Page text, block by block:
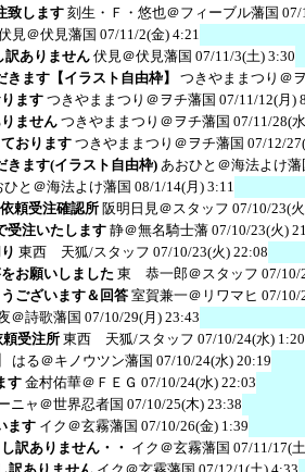
致します 刻生・Ｆ・悠也＠フィーブル藩国 07/
見＠伏見藩国 07/11/2(金) 4:21
訳ありません 伏見＠伏見藩国 07/11/3(土) 3:30
ます【イラスト自由枠】
つきやままつり＠
ます つきやままつり＠ヲチ藩国 07/11/12(月)
ません つきやままつり＠ヲチ藩国 07/11/28(
おりますつきやままつり＠ヲチ藩国 07/12/
きます(イラスト自由枠) あおひと＠海法よけ藩
ひと＠海法よけ藩国 08/1/14(月) 3:11
頼受注確認所 阪明日見＠スタッフ 07/10/23(
受注いたします 静＠無名騎士藩 07/10/23(火)
東西 天狐/スタッフ 07/10/23(火) 22:08
お願いしました 東 恭一郎＠スタッフ 07/10/
ございます＆回答 室賀兼一＠リワマヒ 07/10/
＠詩歌藩国 07/10/29(月) 23:43
受注所 東西 天狐/スタッフ 07/10/24(水) 1:20
はる＠キノウツン藩国 07/10/24(水) 20:19
す 金村佑華＠ＦＥＧ 07/10/24(水) 22:03
ニャ＠世界忍者国 07/10/25(木) 23:38
ます イク＠玄霧藩国 07/10/26(金) 1:39
訳ありません・・ イク＠玄霧藩国 07/11/17(